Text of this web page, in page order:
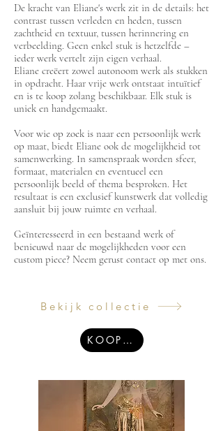
De kracht van Eliane's werk zit in de details: het
contrast tussen verleden en heden, tussen
zachtheid en textuur, tussen herinnering en
verbeelding. Geen enkel stuk is hetzelfde –
ieder werk vertelt zijn eigen verhaal.
Eliane creëert zowel autonoom werk als stukken
in opdracht. Haar vrije werk ontstaat intuïtief
en is te koop zolang beschikbaar. Elk stuk is
uniek en handgemaakt.
Voor wie op zoek is naar een persoonlijk werk
op maat, biedt Eliane ook de mogelijkheid tot
samenwerking. In samenspraak worden sfeer,
formaat, materialen en eventueel een
persoonlijk beeld of thema besproken. Het
resultaat is een exclusief kunstwerk dat volledig
aansluit bij jouw ruimte en verhaal.
Geïnteresseerd in een bestaand werk of
benieuwd naar de mogelijkheden voor een
custom piece? Neem gerust contact op met ons.
Bekijk collectie
KOOP EEN KUNSTWERK